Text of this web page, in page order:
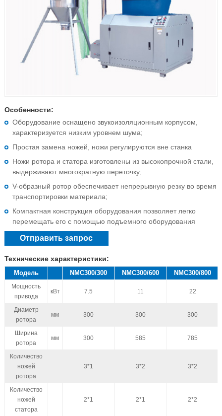
Особенности:
Оборудование оснащено звукоизоляционным корпусом,
характеризуется низким уровнем шума;
Простая замена ножей, ножи регулируются вне станка
Ножи ротора и статора изготовлены из высокопрочной стали,
выдерживают многократную переточку;
V-образный ротор обеспечивает непрерывную резку во время
транспортировки материала;
Компактная конструкция оборудования позволяет легко
перемещать его с помощью подъемного оборудования
Отправить запрос
Технические характеристики:
Модель NMC300/300 NMC300/600 NMC300/800
Мощность
привода
кВт 7.5 11 22
Диаметр
ротора
мм 300 300 300
Ширина
ротора
мм 300 585 785
Количество
ножей
ротора
3*1 3*2 3*2
Количество
ножей
статора
2*1 2*1 2*2